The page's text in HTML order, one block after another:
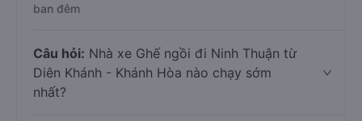
ban đêm
Câu hỏi: Nhà xe Ghế ngồi đi Ninh Thuận từ
Diên Khánh - Khánh Hòa nào chạy sớm
nhất?